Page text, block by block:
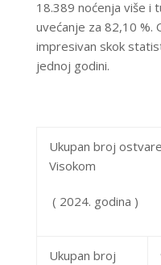
18.389 noćenja više i
uvećanje za 82,10 %.
impresivan skok
jednoj godini.
Ukupan broj
Visokom
( 2024. godina )
Ukupan broj